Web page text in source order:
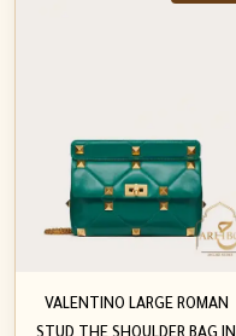
VALENTINO LARGE ROMAN